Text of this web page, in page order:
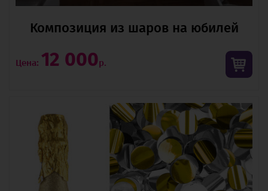
Композиция из шаров на юбилей
Цена: 12 000р.